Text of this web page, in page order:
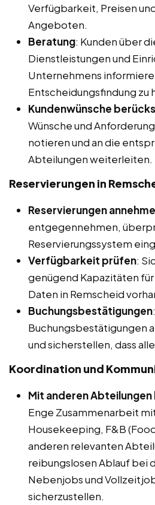
Verfügbarkeit, Preisen
Angeboten.
Beratung: Kunden über
Dienstleistungen und
Unternehmens
Entscheidungsfindung zu
Kundenwünsche
Wünsche und
notieren und an die
Abteilungen weiterleiten.
Reservierungen in
Reservierungen
entgegennehmen,
Reservierungssystem
Verfügbarkeit prüfen:
genügend Kapazitäten
Daten in Remscheid
Buchungsbestätigungen:
Buchungsbestätigungen
und sicherstellen, dass
Koordination und
Mit anderen
Enge Zusammenarbeit
Housekeeping, F&B
anderen relevanten
reibungslosen Ablauf bei
Nebenjobs und
sicherzustellen.